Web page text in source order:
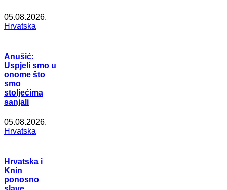
05.08.2026.
Hrvatska
Anušić:
Uspjeli smo u
onome što
smo
stoljećima
sanjali
05.08.2026.
Hrvatska
Hrvatska i
Knin
ponosno